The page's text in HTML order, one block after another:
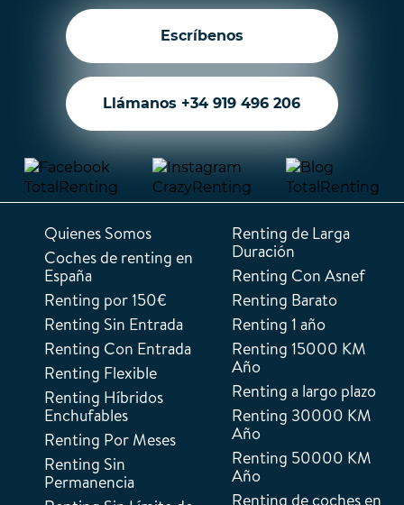
Escríbenos
Llámanos +34 919 496 206
Quienes Somos
Coches de renting en
España
Renting por 150€
Renting Sin Entrada
Renting Con Entrada
Renting Flexible
Renting Híbridos
Enchufables
Renting Por Meses
Renting Sin
Permanencia
Renting de Larga
Duración
Renting Con Asnef
Renting Barato
Renting 1 año
Renting 15000 KM
Año
Renting a largo plazo
Renting 30000 KM
Año
Renting 50000 KM
Año
Renting de coches en